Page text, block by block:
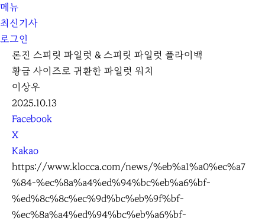
G
I
N
A
R
C
H
l
e
a
r
색
하
기
메뉴
최신기사
로그인
론진 스피릿 파일럿 & 스피릿 파일럿 플라이백
황금 사이즈로 귀환한 파일럿 워치
이상우
2025.10.13
S
N
S
S
h
a
r
Facebook
X
Kakao
https://www.klocca.com/news/%eb%a1%a0%ec%a7
%84-%ec%8a%a4%ed%94%bc%eb%a6%bf-
%ed%8c%8c%ec%9d%bc%eb%9f%bf-
%ec%8a%a4%ed%94%bc%eb%a6%bf-